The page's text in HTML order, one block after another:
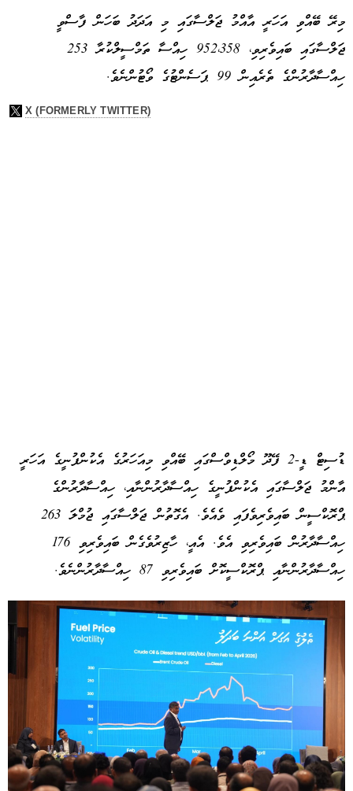
މިރޭ ބޭއްވި އަހަރީ އާއްމު ޖަލްސާގައި މި އަދަދު ބަހަން ފާސްވީ
ޖަލްސާގައި ބައިވެރިވި، 952،358 ހިއްސާ ތަމްސީލްކުރާ 253
ހިއްސާދާރުންގެ ތެރެއިން 99 ޕަސެންޓުގެ ވޯޓުންނެވެ.
ޑުސިޓް ޑީ-2 ފޭދޫ މޯލްޑިވްސްގައި ބޭއްވި މިއަހަރުގެ އެކުންފުނީގެ އަހަރީ
އާންމު ޖަލްސާގައި އެކުންފުނީގެ ހިއްސާދާރުންނާއި، ހިއްސާދާރުންގެ
ޕްރޮކްސީން ބައިވެރިވެފައި ވެއެވެ. އެގޮތުން ޖަލްސާގައި ޖުމްލަ 263
ހިއްސާދާރުން ބައިވެރިވި އެވެ. އެއީ، ހާޒިރުވެގެން ބައިވެރިވި 176
ހިއްސާދާރުންނާއި ޕްރޮކްސީކޮށް ބައިވެރިވި 87 ހިއްސާދާރުންނެވެ.